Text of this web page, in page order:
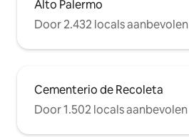
Alto Palermo
Door 2.432 locals aanbevolen
Cementerio de Recoleta
Door 1.502 locals aanbevolen